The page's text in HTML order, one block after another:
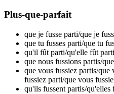
Plus-que-parfait
que je fusse parti/que je
que tu fusses parti/que tu
qu'il fût parti/qu'elle fût par
que nous fussions partis/
que vous fussiez partis/que
fussiez parti/que vous
qu'ils fussent partis/qu'elles